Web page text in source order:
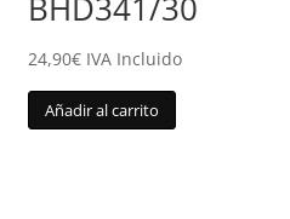
24,90€ IVA Incluido
Añadir al carrito